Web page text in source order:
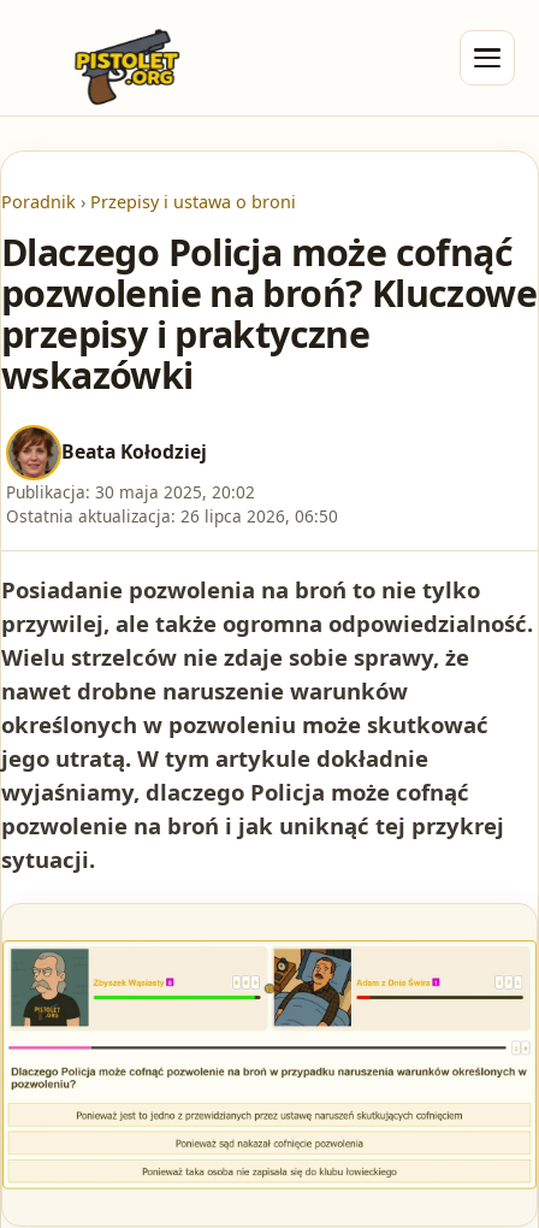
Poradnik › Przepisy i ustawa o broni
Dlaczego Policja może cofnąć
pozwolenie na broń? Kluczowe
przepisy i praktyczne
wskazówki
Beata Kołodziej
Publikacja: 30 maja 2025, 20:02
Ostatnia aktualizacja: 26 lipca 2026, 06:50
Posiadanie pozwolenia na broń to nie tylko
przywilej, ale także ogromna odpowiedzialność.
Wielu strzelców nie zdaje sobie sprawy, że
nawet drobne naruszenie warunków
określonych w pozwoleniu może skutkować
jego utratą. W tym artykule dokładnie
wyjaśniamy, dlaczego Policja może cofnąć
pozwolenie na broń i jak uniknąć tej przykrej
sytuacji.